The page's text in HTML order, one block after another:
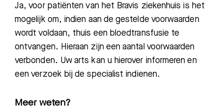
Ja, voor patiënten van het Bravis ziekenhuis is het
mogelijk om, indien aan de gestelde voorwaarden
wordt voldaan, thuis een bloedtransfusie te
ontvangen. Hieraan zijn eenaantal voorwaarden
verbonden. Uw arts kan u hierover informeren en
een verzoek bij de specialist indienen.
Meer weten?